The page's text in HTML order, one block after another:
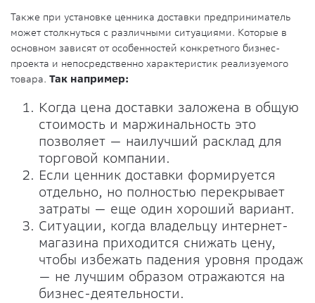
Также при установке ценника доставки предприниматель
может столкнуться с различными ситуациями. Которые в
основном зависят от особенностей конкретного бизнес-
проекта и непосредственно характеристик реализуемого
товара. Так например:
Когда цена доставки заложена в общую
стоимость и маржинальность это
позволяет — наилучший расклад для
торговой компании.
Если ценник доставки формируется
отдельно, но полностью перекрывает
затраты — еще один хороший вариант.
Ситуации, когда владельцу интернет-
магазина приходится снижать цену,
чтобы избежать падения уровня продаж
— не лучшим образом отражаются на
бизнес-деятельности.